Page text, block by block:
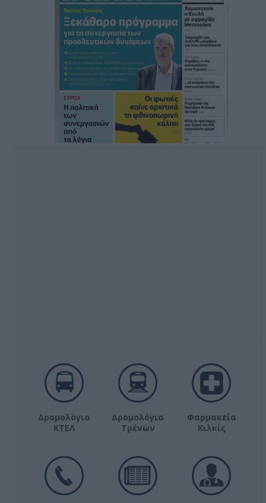
Δρομολόγια
ΚΤΕΛ
Δρομολόγια
Τρένων
Φαρμακεία
Κιλκίς